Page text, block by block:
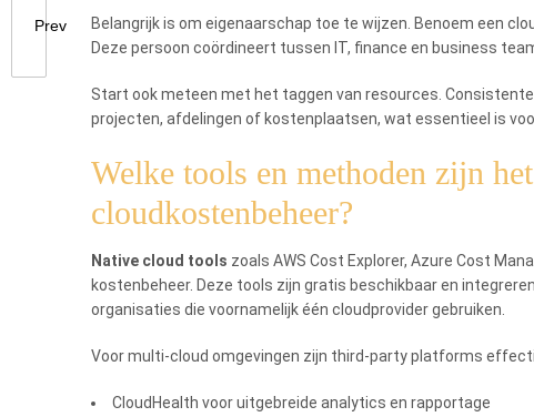
Prev
Belangrijk is om eigenaarschap toe te wijzen. Benoem een
Deze persoon coördineert tussen IT, finance en business
Start ook meteen met het taggen van resources.
projecten, afdelingen of kostenplaatsen, wat essentieel is
Welke tools en methoden zijn
cloudkostenbeheer?
Native cloud tools zoals AWS Cost Explorer, Azure Cost
kostenbeheer. Deze tools zijn gratis beschikbaar en
organisaties die voornamelijk één cloudprovider gebruiken.
Voor multi-cloud omgevingen zijn third-party platforms
CloudHealth voor uitgebreide analytics en rapportage